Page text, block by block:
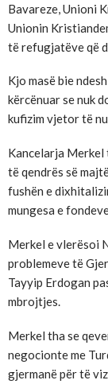
Bavareze, Unioni
Unionin
të refugjatëve që
Kjo masë bie
kërcënuar se nuk
kufizim vjetor të
Kancelarja Merkel
të qendrës së
fushën e
mungesa e
Merkel e vlerësoi
problemeve të
Tayyip Erdogan
mbrojtjes.
Merkel tha se
negocionte me
gjermanë për të